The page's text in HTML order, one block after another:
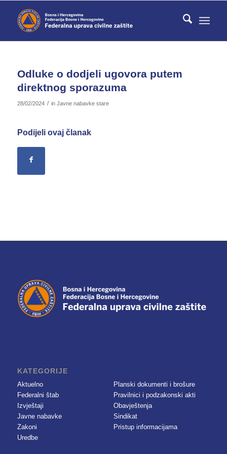
Odluke o dodjeli ugovora putem
direktnog sporazuma
28/02/2024 / in Javne nabavke stare
Podijeli ovaj članak
KATEGORIJE
Aktuelno
Federalni štab
Izvještaji
Javne nabavke
Zakoni
Uredbe
Planski dokumenti i brošure
Pravilnici i podzakonski akti
Obavještenja
Sindikat
Pristup informacijama